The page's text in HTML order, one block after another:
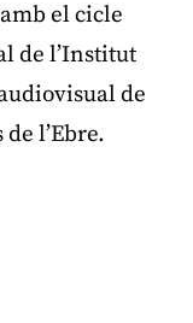
el cicle
de l’Institut
de
l’Ebre.